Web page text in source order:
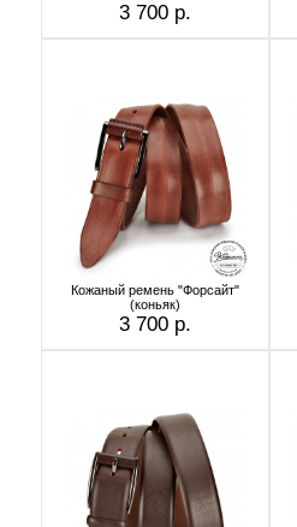
3 700 р.
Кожаный ремень "Форсайт"
(коньяк)
3 700 р.